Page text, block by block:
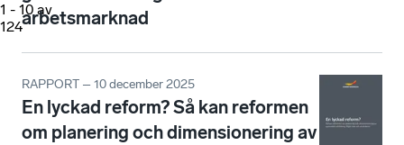
1 - 10 av
124arbetsmarknad
RAPPORT – 10 december 2025
En lyckad reform? Så kan reformen
om planering och dimensionering av